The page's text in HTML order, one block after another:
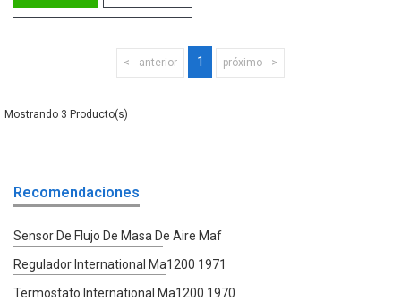
anterior 1 próximo
3
Recomendaciones
Sensor De Flujo De Masa De Aire Maf
Regulador International Ma1200 1971
Termostato International Ma1200 1970